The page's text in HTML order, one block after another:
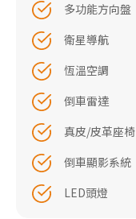
多功能方向盤
衛星導航
恆溫空調
倒車雷達
真皮/皮革座椅
倒車顯影系統
LED頭燈